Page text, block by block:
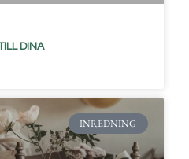
DINA
INREDNING